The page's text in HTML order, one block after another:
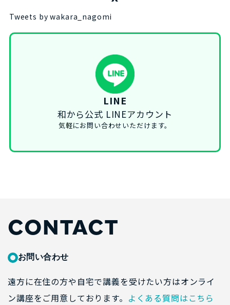
Tweets by wakara_nagomi
LINE
和から公式 LINEアカウント
気軽にお問い合わせいただけます。
CONTACT
お問い合わせ
遠方に在住の方や自宅で講義を受けたい方はオンライ
ン講座をご用意しております。 よくある質問はこちら